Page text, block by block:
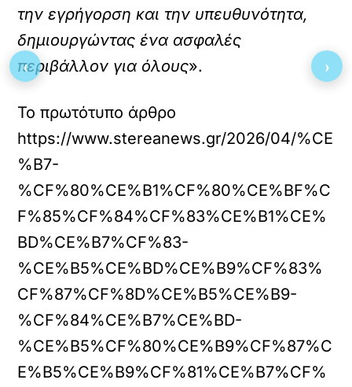
την εγρήγορση και την υπευθυνότητα,
δημιουργώντας ένα ασφαλές
περιβάλλον για όλους».
Το πρωτότυπο άρθρο
https://www.stereanews.gr/2026/04/%CE
%B7-
%CF%80%CE%B1%CF%80%CE%BF%C
F%85%CF%84%CF%83%CE%B1%CE%
BD%CE%B7%CF%83-
%CE%B5%CE%BD%CE%B9%CF%83%
CF%87%CF%8D%CE%B5%CE%B9-
%CF%84%CE%B7%CE%BD-
%CE%B5%CF%80%CE%B9%CF%87%C
E%B5%CE%B9%CF%81%CE%B7%CF%
‹ ›